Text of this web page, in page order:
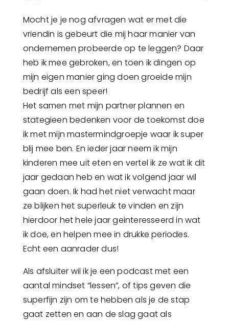
Mocht je je nog afvragen wat er met die
vriendin is gebeurt die mij haar manier van
ondernemen probeerde op te leggen? Daar
heb ik mee gebroken, en toen ik dingen op
mijn eigen manier ging doen groeide mijn
bedrijf als een speer!
Het samen met mijn partner plannen en
stategieen bedenken voor de toekomst doe
ik met mijn mastermindgroepje waar ik super
blij mee ben. En ieder jaar neem ik mijn
kinderen mee uit eten en vertel ik ze wat ik dit
jaar gedaan heb en wat ik volgend jaar wil
gaan doen. Ik had het niet verwacht maar
ze blijken het superleuk te vinden en zijn
hierdoor het hele jaar geinteresseerd in wat
ik doe, en helpen mee in drukke periodes.
Echt een aanrader dus!
Als afsluiter wil ik je een podcast met een
aantal mindset “lessen”, of tips geven die
superfijn zijn om te hebben als je de stap
gaat zetten en aan de slag gaat als